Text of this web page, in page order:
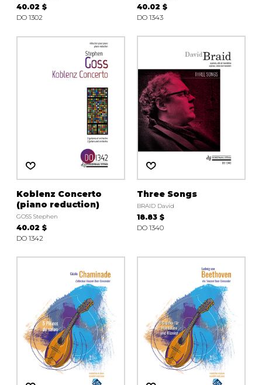
40.02 $
DO 1302
40.02 $
DO 1343
Koblenz Concerto
(piano reduction)
GOSS Stephen
40.02 $
DO 1342
Three Songs
BRAID David
18.83 $
DO 1340